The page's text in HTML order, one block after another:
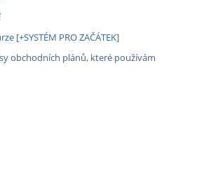
[+SYSTÉM PRO ZAČÁTEK]
obchodních plánů, které používám